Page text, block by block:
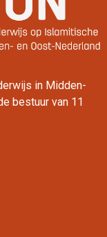
in Midden-
bestuur van 11